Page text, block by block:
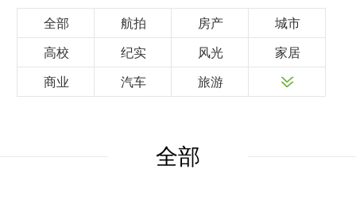
全部 航拍 房产 城市
高校 纪实 风光 家居
商业 汽车 旅游
全部